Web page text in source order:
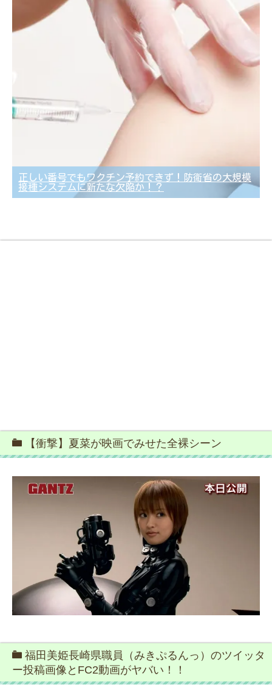
正しい番号でもワクチン予約できず！防衛省の大規模
接種システムに新たな欠陥か！？
【衝撃】夏菜が映画でみせた全裸シーン
福田美姫長崎県職員（みきぷるんっ）のツイッタ
ー投稿画像とFC2動画がヤバい！！